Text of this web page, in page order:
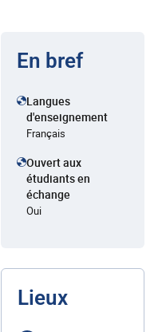
En bref
Langues
d'enseignement
Français
Ouvert aux
étudiants en
échange
Oui
Lieux